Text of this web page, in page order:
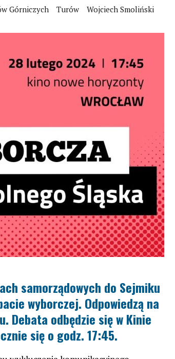
Górniczych Turów
Wojciech Smoliński
samorządowych do Sejmiku
wyborczej. Odpowiedzą na
Debata odbędzie się w Kinie
się o godz. 17:45.